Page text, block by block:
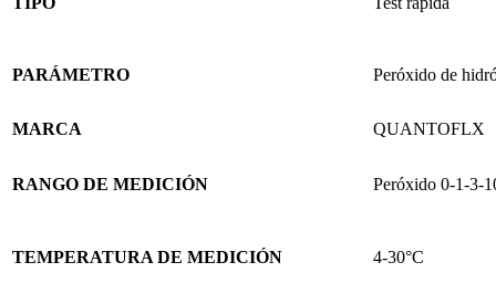
PARÁMETRO Peróxido de
MARCA QUANTOFLX
RANGO DE MEDICIÓN Peróxido 0-1-3-
TEMPERATURA DE MEDICIÓN 4-30°C